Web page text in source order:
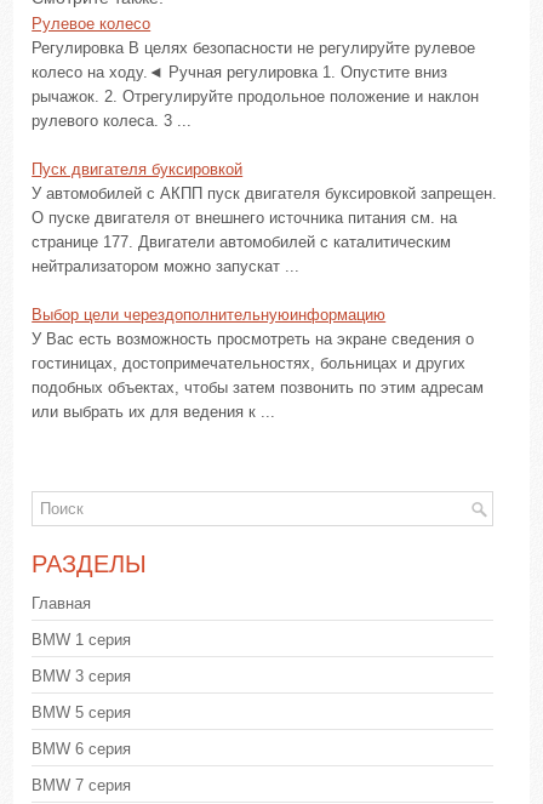
Рулевое колесо
Регулировка В целях безопасности не регулируйте рулевое
колесо на ходу.◄ Ручная регулировка 1. Опустите вниз
рычажок. 2. Отрегулируйте продольное положение и наклон
рулевого колеса. 3 ...
Пуск двигателя буксировкой
У автомобилей с АКПП пуск двигателя буксировкой запрещен.
О пуске двигателя от внешнего источника питания см. на
странице 177. Двигатели автомобилей с каталитическим
нейтрализатором можно запускат ...
Выбор цели черездополнительнуюинформацию
У Вас есть возможность просмотреть на экране сведения о
гостиницах, достопримечательностях, больницах и других
подобных объектах, чтобы затем позвонить по этим адресам
или выбрать их для ведения к ...
РАЗДЕЛЫ
Главная
BMW 1 серия
BMW 3 серия
BMW 5 серия
BMW 6 серия
BMW 7 серия